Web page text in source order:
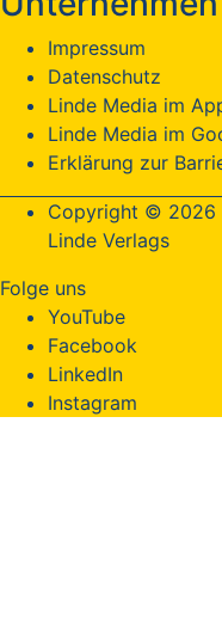
Impressum
Datenschutz
Linde Media im
Linde Media im
Erklärung zur
Copyright © 2026
Linde Verlags
Folge uns
YouTube
Facebook
LinkedIn
Instagram